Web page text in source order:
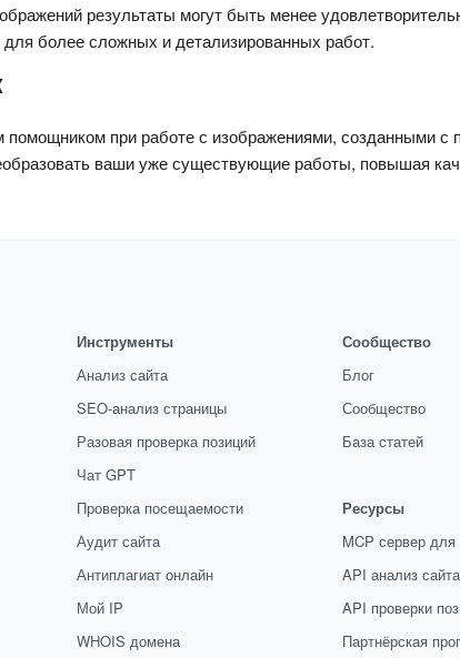
результаты могут быть менее
более сложных и детализированных работ.
при работе с изображениями, созданными
ваши уже существующие работы, повышая
Инструменты
Анализ сайта
SEO-анализ страницы
Разовая проверка позиций
Чат GPT
Проверка посещаемости
Аудит сайта
Антиплагиат онлайн
Мой IP
WHOIS домена
Сообщество
Блог
Сообщество
База статей
Ресурсы
MCP сервер
API анализ сайта
API проверки
Партнёрская